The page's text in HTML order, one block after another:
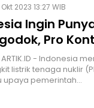
2023 13:27 WIB
Ingin
Pro
ARTIK.ID - Indonesia
listrik tenaga nuklir
upaya pemerintah…